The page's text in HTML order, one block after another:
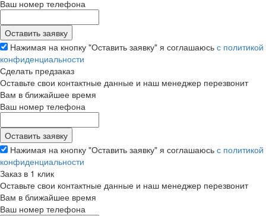
Ваш номер телефона
Нажимая на кнопку "Оставить заявку" я соглашаюсь с политикой
конфиденциальности
Сделать предзаказ
Оставьте свои контактные данные и наш менеджер перезвонит
Вам в ближайшее время
Ваш номер телефона
Нажимая на кнопку "Оставить заявку" я соглашаюсь с политикой
конфиденциальности
Заказ в 1 клик
Оставьте свои контактные данные и наш менеджер перезвонит
Вам в ближайшее время
Ваш номер телефона